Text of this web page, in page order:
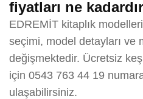
fiyatları ne
EDREMİT kitaplık
seçimi, model detayları ve
değişmektedir. Ücretsiz
için 0543 763 44 19
ulaşabilirsiniz.